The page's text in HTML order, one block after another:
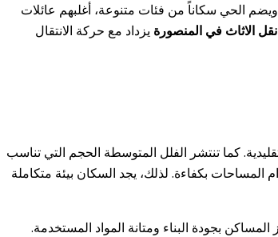
الحي سكاناً من فئات متنوعة، أغلبهم عائلات
نقل الاثاث في المنصورة يزداد مع حركة الانتقال
كما تنتشر الفلل المتوسطة الحجم التي تناسب
المساحات بكفاءة. لذلك، يجد السكان بيئة متكاملة
بجودة البناء ومتانة المواد المستخدمة.